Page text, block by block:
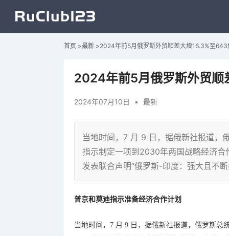
首页 >最新 >2024年前5月俄罗斯外贸顺差大增16.3%至643
2024年前5月俄罗斯外贸
2024年07月10日 • 最新
当地时间，7 月 9 日，据俄新社报道，
指示制定一项到2030年两国战略经济
发表联合声明“俄罗斯-印度：强大且不
普京和莫迪指示准备经济合作计划
当地时间， 7 月 9 日，据俄新社报道， 俄罗斯总